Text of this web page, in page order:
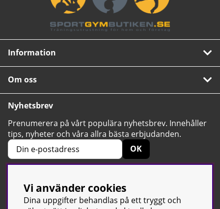
Information
Om oss
Nyhetsbrev
Prenumerera på vårt populära nyhetsbrev. Innehåller
tips, nyheter och våra allra bästa erbjudanden.
OK
4.6 Baserat på 2424 betyg
Vi använder cookies
Dina uppgifter behandlas på ett tryggt och